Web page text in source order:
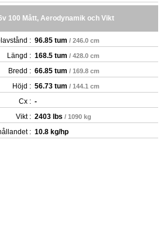
100 Mått, Aerodynamik och Vikt
: 96.85 tum / 246.0 cm
Längd : 168.5 tum / 428.0 cm
Bredd : 66.85 tum / 169.8 cm
Höjd : 56.73 tum / 144.1 cm
Cx : -
Vikt : 2403 lbs / 1090 kg
: 10.8 kg/hp